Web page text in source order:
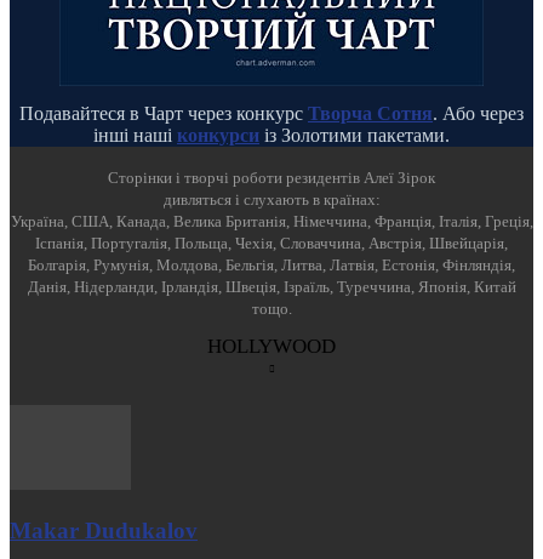
Подавайтеся в Чарт через конкурс Творча Сотня. Або через
інші наші конкурси із Золотими пакетами.
Cторінки і творчі роботи резидентів Алеї Зірок
дивляться і слухають в країнах:
Україна, США, Канада, Велика Британія, Німеччина, Франція, Італія, Греція,
Іспанія, Португалія, Польща, Чехія, Словаччина, Австрія, Швейцарія,
Болгарія, Румунія, Молдова, Бельгія, Литва, Латвія, Естонія, Фінляндія,
Данія, Нідерланди, Ірландія, Швеція, Ізраїль, Туреччина, Японія, Китай
тощо.
HOLLYWOOD
Makar Dudukalov